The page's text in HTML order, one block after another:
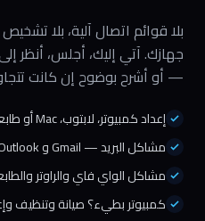
بلا قوائم اتصال آلية، بلا
جهازك. آتي إليك، أجلس، أنظر
— أو أشرح بوضوح إن كانت
إعداد كمبيوتر، لابتوب، Mac أو طابعة جديدة
مشاكل البريد — Gmail و Outlook و Apple Mail
مشاكل الواي فاي والراوتر
كمبيوتر بطيء؟ صيانة وتنظيف